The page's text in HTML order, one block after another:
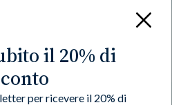
Chiudi
il 20% di
per ricevere il 20% di